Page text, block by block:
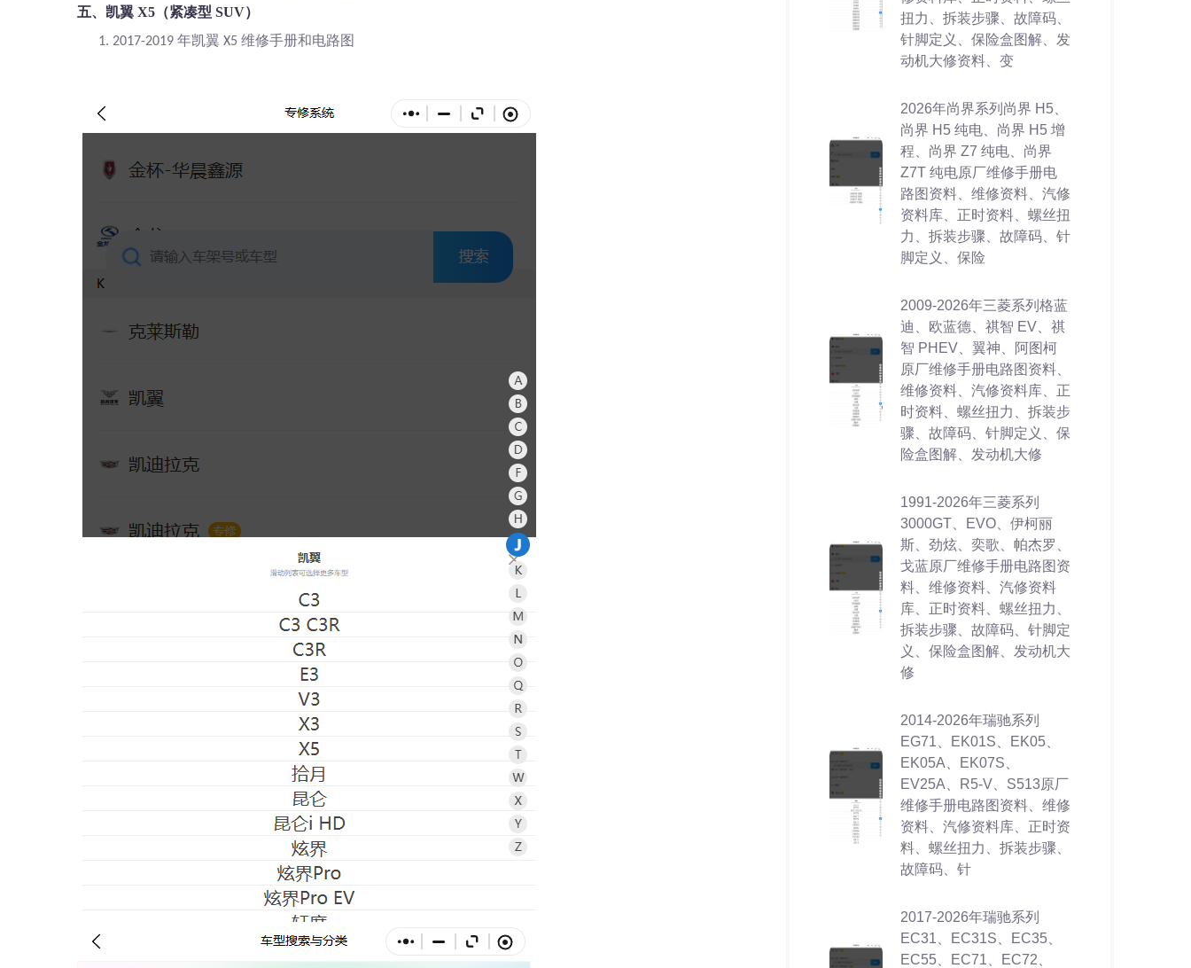
五、凯翼 X5（紧凑型 SUV）
1. 2017-2019 年凯翼 X5 维修手册和电路图
扭力、拆装步骤、故障码、
针脚定义、保险盒图解、发
动机大修资料、变
2026年尚界系列尚界 H5、
尚界 H5 纯电、尚界 H5 增
程、尚界 Z7 纯电、尚界
Z7T 纯电原厂维修手册电
路图资料、维修资料、汽修
资料库、正时资料、螺丝扭
力、拆装步骤、故障码、针
脚定义、保险
2009-2026年三菱系列格蓝
迪、欧蓝德、祺智 EV、祺
智 PHEV、翼神、阿图柯
原厂维修手册电路图资料、
维修资料、汽修资料库、正
时资料、螺丝扭力、拆装步
骤、故障码、针脚定义、保
险盒图解、发动机大修
1991-2026年三菱系列
3000GT、EVO、伊柯丽
斯、劲炫、奕歌、帕杰罗、
戈蓝原厂维修手册电路图资
料、维修资料、汽修资料
库、正时资料、螺丝扭力、
拆装步骤、故障码、针脚定
义、保险盒图解、发动机大
修
2014-2026年瑞驰系列
EG71、EK01S、EK05、
EK05A、EK07S、
EV25A、R5-V、S513原厂
维修手册电路图资料、维修
资料、汽修资料库、正时资
料、螺丝扭力、拆装步骤、
故障码、针
2017-2026年瑞驰系列
EC31、EC31S、EC35、
EC55、EC71、EC72、